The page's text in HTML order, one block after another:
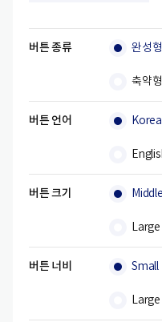
버튼 종류 완성형
축약형
버튼 언어
버튼 크기 Middle
Large
버튼 너비 Small
Large